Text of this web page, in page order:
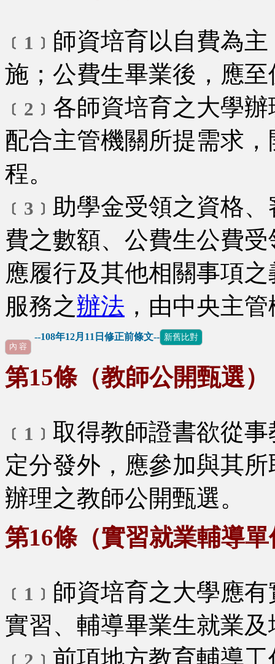
﹝1﹞ 師資培育以自費為
施；公費生畢業後，應
﹝2﹞ 各師資培育之大學
配合主管機關所提需求
程。
﹝3﹞ 助學金受領之資格
費之數額、公費生公費
應履行及其他相關事項
服務之辦法 ，由中央主
--108年12月11日修正前條文-- 新舊比對
內 容
第15條（教師公開甄選）
﹝1﹞ 取得教師證書欲從
定分發外，應參加與其
辦理之教師公開甄選。
第16條（實習就業輔導
﹝1﹞ 師資培育之大學應
實習、輔導畢業生就業
前項地方教育輔導